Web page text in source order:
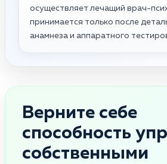
осуществляет лечащий врач-
принимается только после
анамнеза и аппаратного
Верните себе
способность
собственными